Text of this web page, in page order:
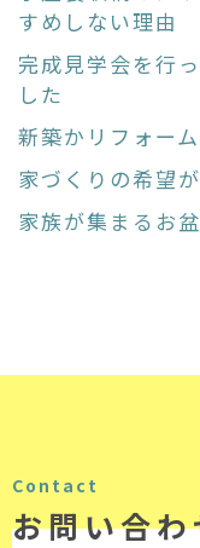
すめしない理由
完成見学会を行
した
新築かリフォー
家づくりの希望
家族が集まるお
Contact
お問い合